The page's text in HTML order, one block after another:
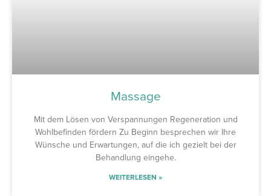
Massage
Mit dem Lösen von Verspannungen Regeneration und
Wohlbefinden fördern Zu Beginn besprechen wir Ihre
Wünsche und Erwartungen, auf die ich gezielt bei der
Behandlung eingehe.
WEITERLESEN »